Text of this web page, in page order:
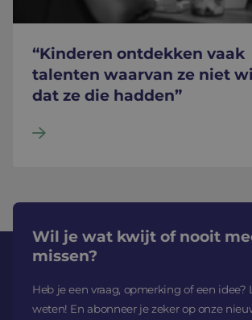
“Kinderen ontdekken vaak
talenten waarvan ze niet
dat ze die hadden”
Wil je wat kwijt of nooit
missen?
Heb je een vraag, opmerking of een idee?
weten! En abonneer je zeker op onze